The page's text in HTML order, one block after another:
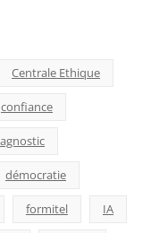
Centrale Ethique
confiance
démocratie
formitel IA